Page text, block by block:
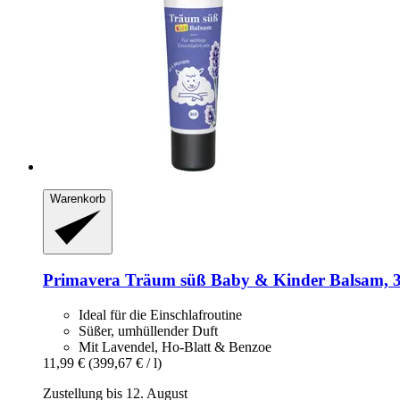
Warenkorb
Primavera Träum süß Baby & Kinder Balsam,
Ideal für die Einschlafroutine
Süßer, umhüllender Duft
Mit Lavendel, Ho-Blatt & Benzoe
11,99 € (399,67 € / l)
Zustellung bis 12. August